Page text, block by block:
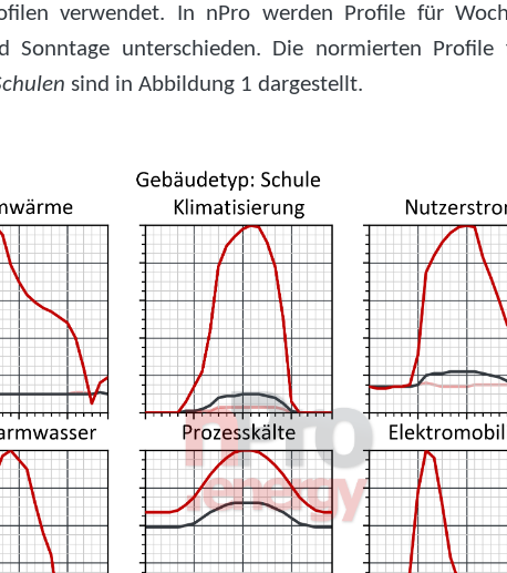
verwendet. In nPro werden Profile für
Sonntage unterschieden. Die normierten Profile
sind in Abbildung 1 dargestellt.